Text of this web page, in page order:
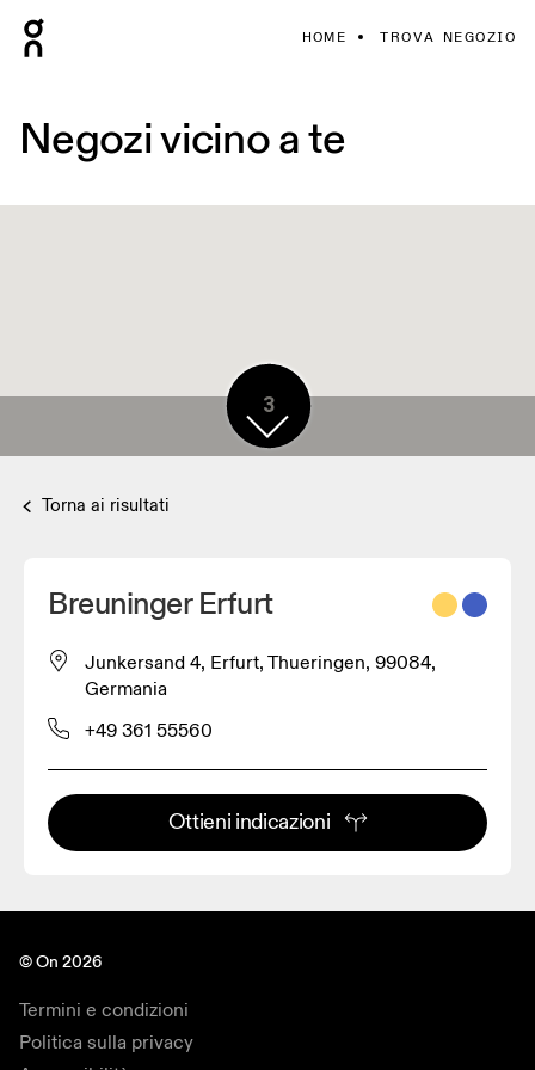
HOME TROVA NEGOZIO
Negozi vicino a te
3
Torna ai risultati
Breuninger Erfurt
Junkersand 4, Erfurt, Thueringen, 99084,
Germania
+49 361 55560
Ottieni indicazioni
© On 2026
Termini e condizioni
Politica sulla privacy